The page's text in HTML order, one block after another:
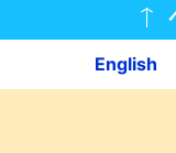
English